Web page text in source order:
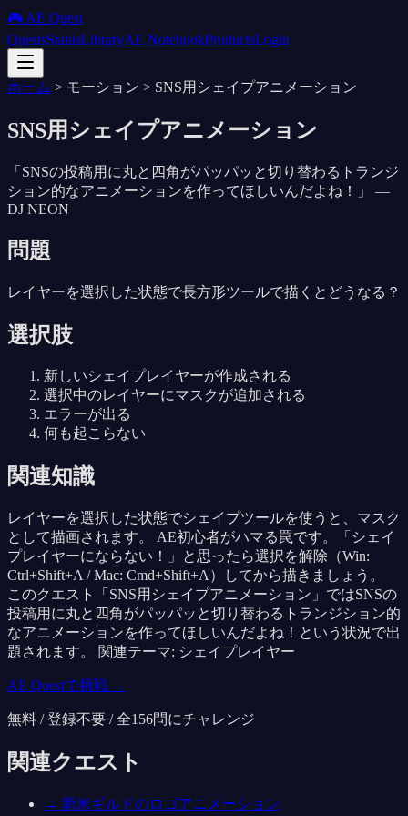
🎮 AE Quest
QuestsStatusLibraryAE NotebookProductsLogin
ホーム > モーション > SNS用シェイプアニメーション
SNS用シェイプアニメーション
「 SNSの投稿用に丸と四角がパッパッと切り替わるトランジ
ション的なアニメーションを作ってほしいんだよね！
」 —
DJ NEON
問題
レイヤーを選択した状態で長方形ツールで描くとどうなる？
選択肢
新しいシェイプレイヤーが作成される
選択中のレイヤーにマスクが追加される
エラーが出る
何も起こらない
関連知識
レイヤーを選択した状態でシェイプツールを使うと、マスク
として描画されます。 AE初心者がハマる罠です。「シェイ
プレイヤーにならない！」と思ったら選択を解除（Win:
Ctrl+Shift+A / Mac: Cmd+Shift+A）してから描きましょう。
このクエスト「SNS用シェイプアニメーション」ではSNSの
投稿用に丸と四角がパッパッと切り替わるトランジション的
なアニメーションを作ってほしいんだよね！という状況で出
題されます。 関連テーマ: シェイプレイヤー
AE Questで挑戦 →
無料 / 登録不要 / 全156問にチャレンジ
関連クエスト
→ 新米ギルドのロゴアニメーション